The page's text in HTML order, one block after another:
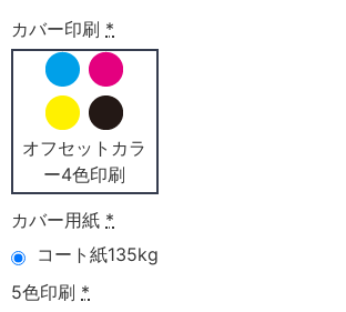
カバー印刷 *
オフセットカラ
ー4色印刷
カバー用紙 *
コート紙135kg
5色印刷 *